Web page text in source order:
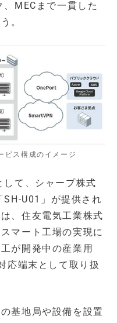
MECまで一貫した
。
ビス構成のイメージ
して、シャープ株式
U01」が提供され
、住友電気工業株式
マート工場の実現に
が開発中の産業用
応端末として取り扱
基地局や設備を設置